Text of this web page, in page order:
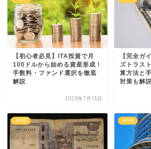
【初心者必見】ITA投資で月
100ドルから始める資産形成！
手数料・ファンド選択を徹底
解説
2025年7月13日
【完全ガ
ズトラス
算方法と
対策も解説
未分類 未分類